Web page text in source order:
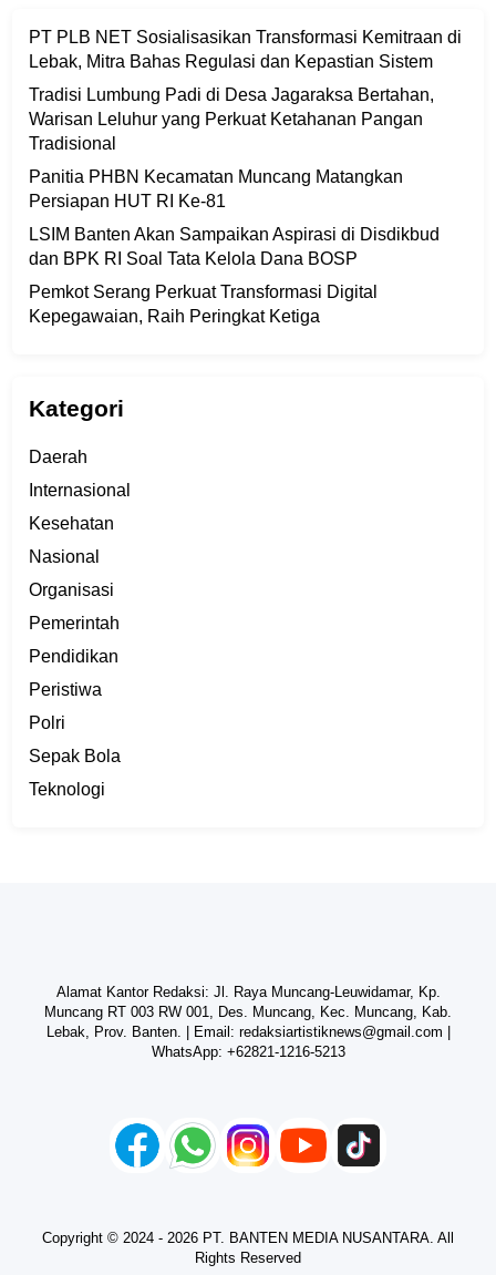
PT PLB NET Sosialisasikan Transformasi Kemitraan di
Lebak, Mitra Bahas Regulasi dan Kepastian Sistem
Tradisi Lumbung Padi di Desa Jagaraksa Bertahan,
Warisan Leluhur yang Perkuat Ketahanan Pangan
Tradisional
Panitia PHBN Kecamatan Muncang Matangkan
Persiapan HUT RI Ke-81
LSIM Banten Akan Sampaikan Aspirasi di Disdikbud
dan BPK RI Soal Tata Kelola Dana BOSP
Pemkot Serang Perkuat Transformasi Digital
Kepegawaian, Raih Peringkat Ketiga
Kategori
Daerah
Internasional
Kesehatan
Nasional
Organisasi
Pemerintah
Pendidikan
Peristiwa
Polri
Sepak Bola
Teknologi
Alamat Kantor Redaksi: Jl. Raya Muncang-Leuwidamar, Kp.
Muncang RT 003 RW 001, Des. Muncang, Kec. Muncang, Kab.
Lebak, Prov. Banten. | Email: redaksiartistiknews@gmail.com
WhatsApp: +62821-1216-5213
Copyright © 2024 - 2026 PT. BANTEN MEDIA NUSANTARA. All
Rights Reserved